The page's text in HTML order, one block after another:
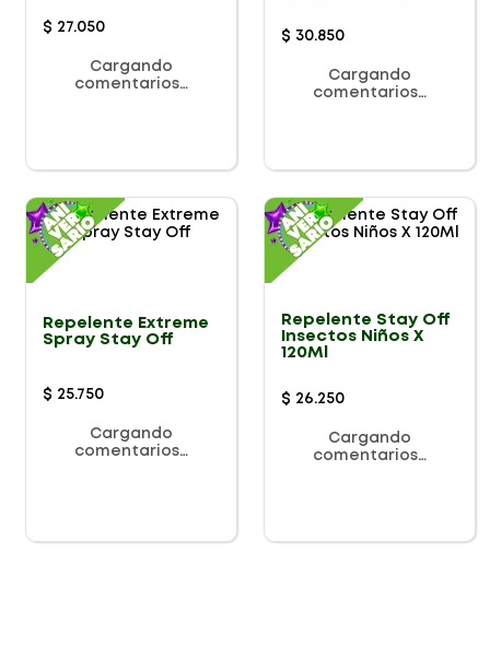
$ 27.050
Cargando
comentarios…
$ 30.850
Cargando
comentarios…
Repelente Extreme
Spray Stay Off
$ 25.750
Cargando
comentarios…
Repelente Stay Off
Insectos Niños X
120Ml
$ 26.250
Cargando
comentarios…